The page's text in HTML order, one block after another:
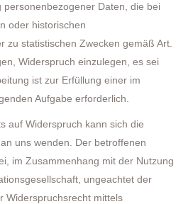
personenbezogener Daten, die bei
oder historischen
zu statistischen Zwecken gemäß Art.
Widerspruch einzulegen, es sei
ist zur Erfüllung einer im
Aufgabe erforderlich.
auf Widerspruch kann sich die
uns wenden. Der betroffenen
im Zusammenhang mit der Nutzung
ungeachtet der
Widerspruchsrecht mittels